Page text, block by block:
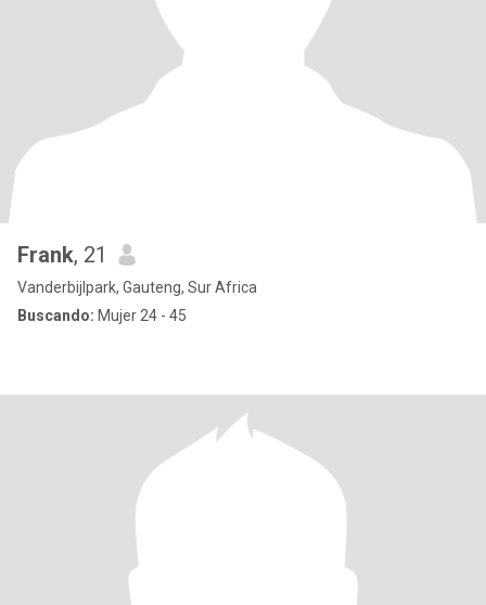
Frank, 21
Vanderbijlpark, Gauteng, Sur Africa
Buscando: Mujer 24 - 45